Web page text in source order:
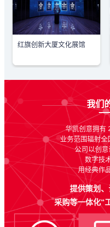
红旗创新大厦文化展馆
我们
华凯创意拥有
业务范围辐射
公司以创
数字技
用经典作
提供策划
采购等一体化“